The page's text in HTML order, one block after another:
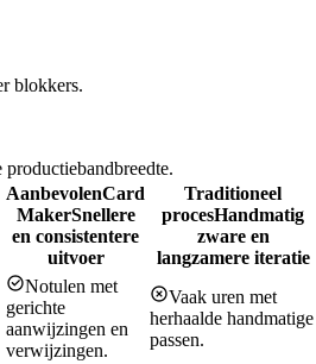
blokkers.
AanbevolenCard
MakerSnellere
en consistentere
uitvoer
Traditioneel
procesHandmatig
zware en
langzamere iteratie
Notulen met
gerichte
aanwijzingen en
verwijzingen.
Vaak uren met
herhaalde handmatige
passen.